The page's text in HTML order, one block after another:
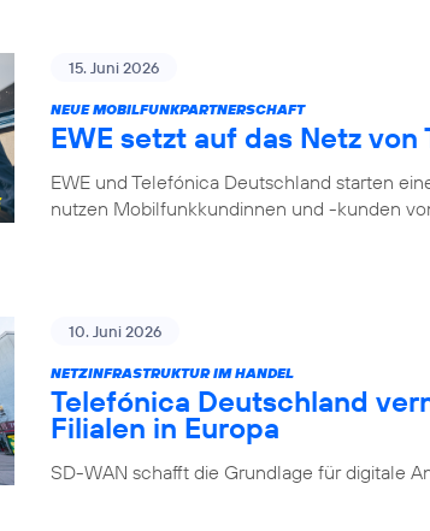
15. Juni 2026
NEUE MOBILFUNKPARTNERSCHAFT
EWE setzt auf das Netz
EWE und Telefónica Deutschland starten
nutzen Mobilfunkkundinnen und -kunden
10. Juni 2026
NETZINFRASTRUKTUR IM HANDEL
Telefónica Deutschland
Filialen in Europa
SD-WAN schafft die Grundlage für digitale